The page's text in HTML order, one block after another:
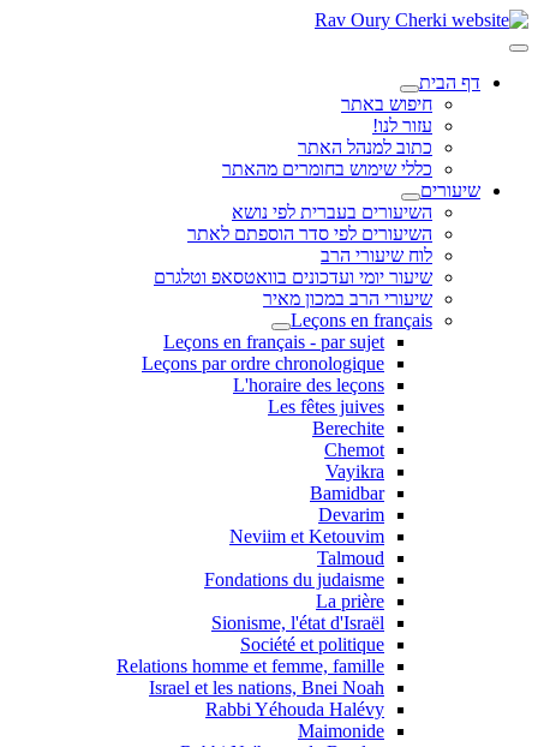
דף הבית
חיפוש באתר
עזור לנו!
כתוב למנהל האתר
כללי שימוש בחומרים מהאתר
שיעורים
השיעורים בעברית לפי נושא
השיעורים לפי סדר הוספתם לאתר
לוח שיעורי הרב
שיעור יומי ועדכונים בוואטסאפ וטלגרם
שיעורי הרב במכון מאיר
Leçons en français
Leçons en français - par sujet
Leçons par ordre chronologique
L'horaire des leçons
Les fêtes juives
Berechite
Chemot
Vayikra
Bamidbar
Devarim
Neviim et Ketouvim
Talmoud
Fondations du judaisme
La prière
Sionisme, l'état d'Israël
Société et politique
Relations homme et femme, famille
Israel et les nations, Bnei Noah
Rabbi Yéhouda Halévy
Maimonide